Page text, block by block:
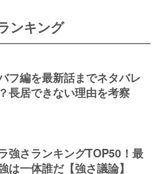
ンキング
フ編を最新話までネタバレ
長居できない理由を考察
強さランキングTOP50！最
は一体誰だ【強さ議論】